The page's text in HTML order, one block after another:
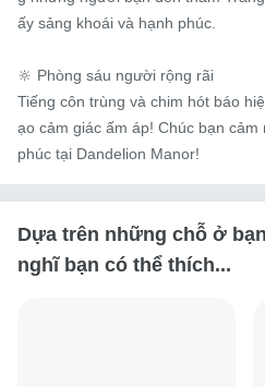
ấy sảng khoái và hạnh phúc.
🔆 Phòng sáu người rộng rãi
Tiếng côn trùng và chim hót báo
ạo cảm giác ấm áp! Chúc bạn
phúc tại Dandelion Manor!
Dựa trên những chỗ ở
nghĩ bạn có thể thích...